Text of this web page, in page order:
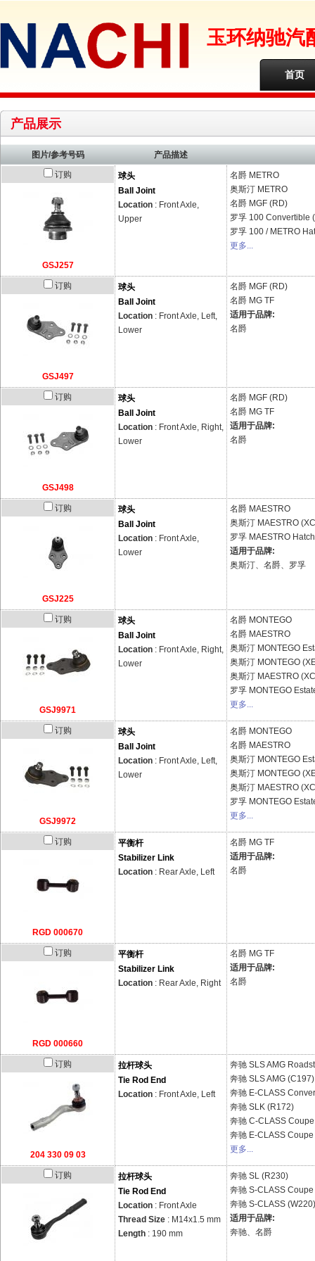
玉环纳驰汽
首页
产品展示
图片/参考号码
产品描述
订购
GSJ257
球头
Ball Joint
Location : Front Axle,
Upper
名爵 METRO
奥斯汀 METRO
名爵 MGF (RD)
罗孚 100 Convertible
罗孚 100 / METRO
更多...
订购
GSJ497
球头
Ball Joint
Location : Front Axle, Left,
Lower
名爵 MGF (RD)
名爵 MG TF
适用于品牌:
名爵
订购
GSJ498
球头
Ball Joint
Location : Front Axle, Right,
Lower
名爵 MGF (RD)
名爵 MG TF
适用于品牌:
名爵
订购
GSJ225
球头
Ball Joint
Location : Front Axle,
Lower
名爵 MAESTRO
奥斯汀 MAESTRO
罗孚 MAESTRO
适用于品牌:
奥斯汀、名爵、罗孚
订购
GSJ9971
球头
Ball Joint
Location : Front Axle, Right,
Lower
名爵 MONTEGO
名爵 MAESTRO
奥斯汀 MONTEGO
奥斯汀 MONTEGO
奥斯汀 MAESTRO
罗孚 MONTEGO
更多...
订购
GSJ9972
球头
Ball Joint
Location : Front Axle, Left,
Lower
名爵 MONTEGO
名爵 MAESTRO
奥斯汀 MONTEGO
奥斯汀 MONTEGO
奥斯汀 MAESTRO
罗孚 MONTEGO
更多...
订购
RGD 000670
平衡杆
Stabilizer Link
Location : Rear Axle, Left
名爵 MG TF
适用于品牌:
名爵
订购
RGD 000660
平衡杆
Stabilizer Link
Location : Rear Axle, Right
名爵 MG TF
适用于品牌:
名爵
订购
204 330 09 03
拉杆球头
Tie Rod End
Location : Front Axle, Left
奔驰 SLS AMG
奔驰 SLS AMG (C197)
奔驰 E-CLASS
奔驰 SLK (R172)
奔驰 C-CLASS
奔驰 E-CLASS
更多...
订购
拉杆球头
Tie Rod End
Location : Front Axle
Thread Size : M14x1.5 mm
Length : 190 mm
奔驰 SL (R230)
奔驰 S-CLASS
奔驰 S-CLASS (W220)
适用于品牌:
奔驰、名爵